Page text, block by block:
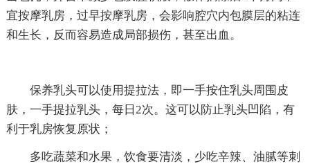
宜按摩乳房，过早按摩乳房，会影响腔穴内包膜层的粘连
和生长，反而容易造成局部损伤，甚至出血。
保养乳头可以使用提拉法，即一手按住乳头周围皮
肤，一手提拉乳头，每日2次。这可以防止乳头凹陷，有
利于乳房恢复原状；
多吃蔬菜和水果，饮食要清淡，少吃辛辣、油腻等刺